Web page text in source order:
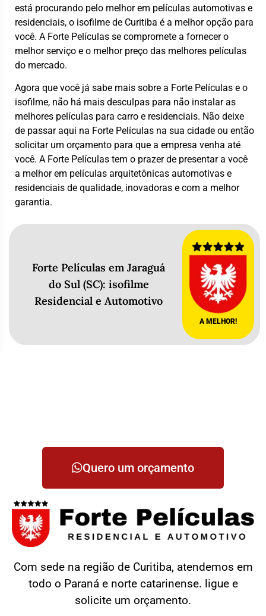
está procurando pelo melhor em películas automotivas e
residenciais, o isofilme de Curitiba é a melhor opção para
você. A Forte Películas se compromete a fornecer o
melhor serviço e o melhor preço das melhores películas
do mercado.
Agora que você já sabe mais sobre a Forte Películas e o
isofilme, não há mais desculpas para não instalar as
melhores películas para carro e residenciais. Não deixe
de passar aqui na Forte Películas na sua cidade ou então
solicitar um orçamento para que a empresa venha até
você. A Forte Películas tem o prazer de presentar a você
a melhor em películas arquitetônicas automotivas e
residenciais de qualidade, inovadoras e com a melhor
garantia.
Forte Películas em Jaraguá
do Sul (SC): isofilme
Residencial e Automotivo
A MELHOR!
Quero um orçamento
Com sede na região de Curitiba, atendemos em
todo o Paraná e norte catarinense. ligue e
solicite um orçamento.